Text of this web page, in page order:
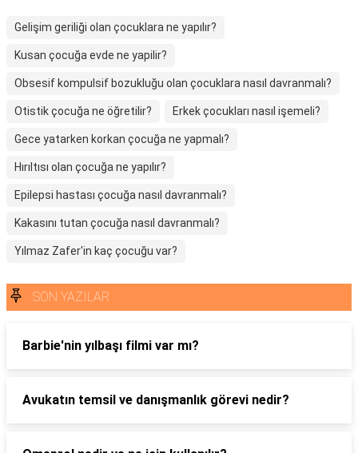
Gelişim geriliği olan çocuklara ne yapılır?
Kusan çocuğa evde ne yapilir?
Obsesif kompulsif bozukluğu olan çocuklara nasıl davranmalı?
Otistik çocuğa ne öğretilir? Erkek çocukları nasıl işemeli?
Gece yatarken korkan çocuğa ne yapmalı?
Hırıltısı olan çocuğa ne yapılır?
Epilepsi hastası çocuğa nasıl davranmalı?
Kakasını tutan çocuğa nasıl davranmalı?
Yılmaz Zafer'in kaç çocuğu var?
SON YAZILAR
Barbie'nin yılbaşı filmi var mı?
Avukatın temsil ve danışmanlık görevi nedir?